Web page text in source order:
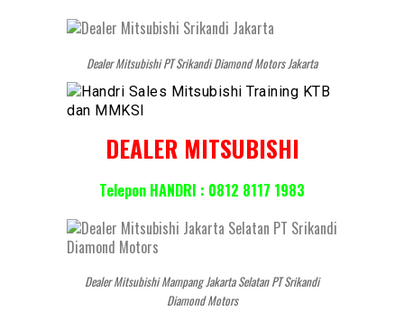
Dealer Mitsubishi PT Srikandi Diamond Motors Jakarta
DEALER MITSUBISHI
Telepon HANDRI : 0812 8117 1983
Dealer Mitsubishi Mampang Jakarta Selatan PT Srikandi
Diamond Motors